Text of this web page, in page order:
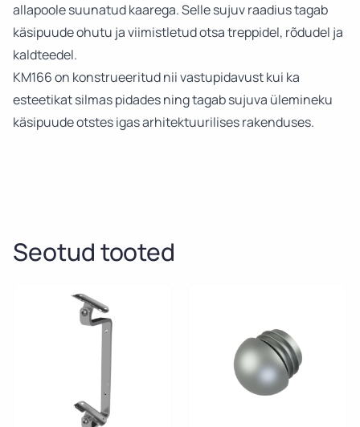
allapoole suunatud kaarega. Selle sujuv raadius tagab
käsipuude ohutu ja viimistletud otsa treppidel, rõdudel ja
kaldteedel.
KM166 on konstrueeritud nii vastupidavust kui ka
esteetikat silmas pidades ning tagab sujuva ülemineku
käsipuude otstes igas arhitektuurilises rakenduses.
Seotud tooted